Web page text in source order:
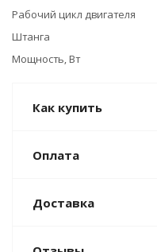
Рабочий цикл двигателя
Штанга
Мощность, Вт
Как купить
Оплата
Доставка